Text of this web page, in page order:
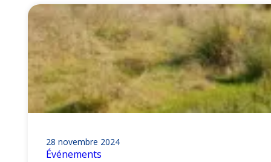
28 novembre 2024
Événements